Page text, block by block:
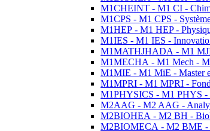
M1CHEINT - M1 CI -
M1CPS - M1 CPS -
M1HEP - M1 HEP -
M1IES - M1 IES -
M1MATHJHADA - M1
M1MECHA - M1 Mech -
M1MIE - M1 MiE - Master
M1MPRI - M1 MPRI -
M1PHYSICS - M1 PHYS -
M2AAG - M2 AAG -
M2BIOHEA - M2 BH -
M2BIOMECA - M2 BME -